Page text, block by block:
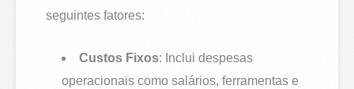
seguintes fatores:
Custos Fixos: Inclui despesas
operacionais como salários, ferramentas e